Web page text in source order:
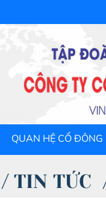
QUAN HỆ CỔ ĐÔNG
/ TIN TỨC